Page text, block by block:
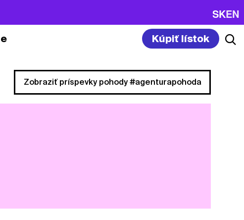
SKEN
Kúpiť lístok
Zobraziť príspevky pohody #agenturapohoda